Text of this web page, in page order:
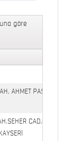
göre
AHMET PAŞA CAD.
CAD.(6009